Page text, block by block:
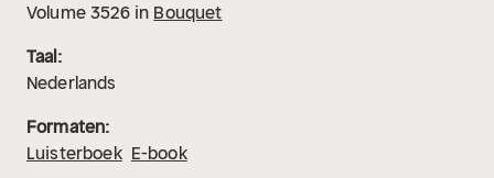
Volume3526in Bouquet
Taal:
Nederlands
Formaten:
Luisterboek E-book